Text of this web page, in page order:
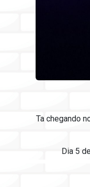
Ta chegando
Dia 5